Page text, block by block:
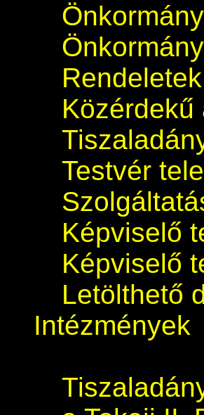
Közérdekű
Testvér
Képviselő
Képviselő
Letölthető
Intézmények